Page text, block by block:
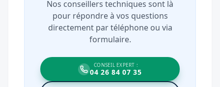
Nos conseillers techniques sont là
pour répondre à vos questions
directement par téléphone ou via
formulaire.
CONSEIL EXPERT :
04 26 84 07 35